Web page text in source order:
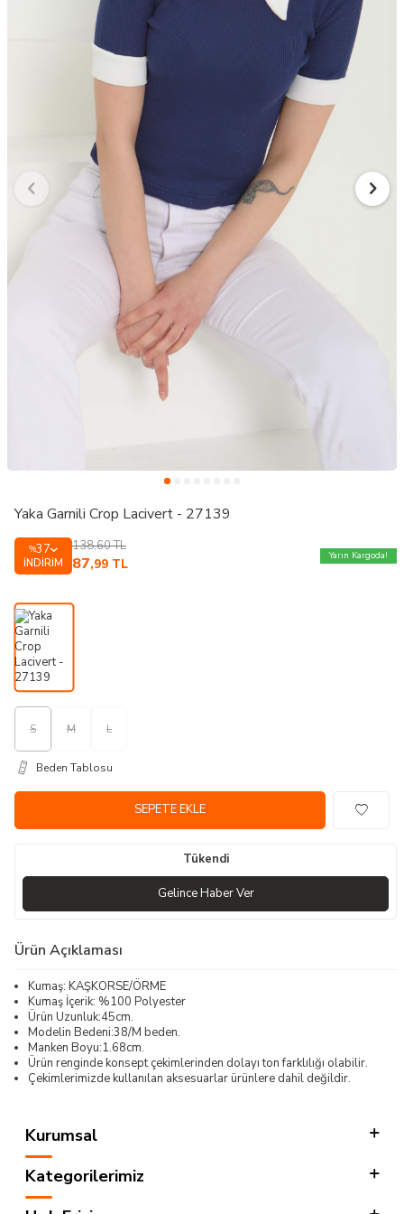
Yaka Garnili Crop Lacivert - 27139
%37
İNDIRIM
138,60TL
87,99 TL
Yarın Kargoda!
S M L
Beden Tablosu
SEPETE EKLE
Tükendi
Gelince Haber Ver
Ürün Açıklaması
Kumaş: KAŞKORSE/ÖRME
Kumaş İçerik: %100 Polyester
Ürün Uzunluk:45cm.
Modelin Bedeni:38/M beden.
Manken Boyu:1.68cm.
Ürün renginde konsept çekimlerinden dolayı ton farklılığı olabilir.
Çekimlerimizde kullanılan aksesuarlar ürünlere dahil değildir.
Kurumsal
Kategorilerimiz